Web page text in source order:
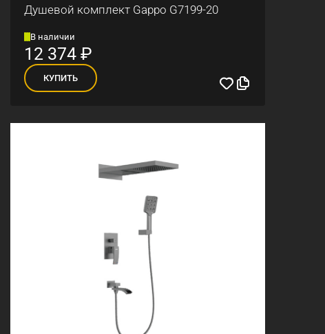
Душевой комплект Gappo G7199-20
В наличии
12 374₽
КУПИТЬ